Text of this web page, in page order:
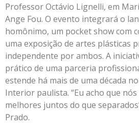
Professor Octávio Lignelli, em
Ange Fou. O evento integrará o
homônimo, um pocket show com
uma exposição de artes plásticas
independente por ambos. A
prático de uma parceria
estende há mais de uma década
Interior paulista. “Eu acho que
melhores juntos do que
Prado.